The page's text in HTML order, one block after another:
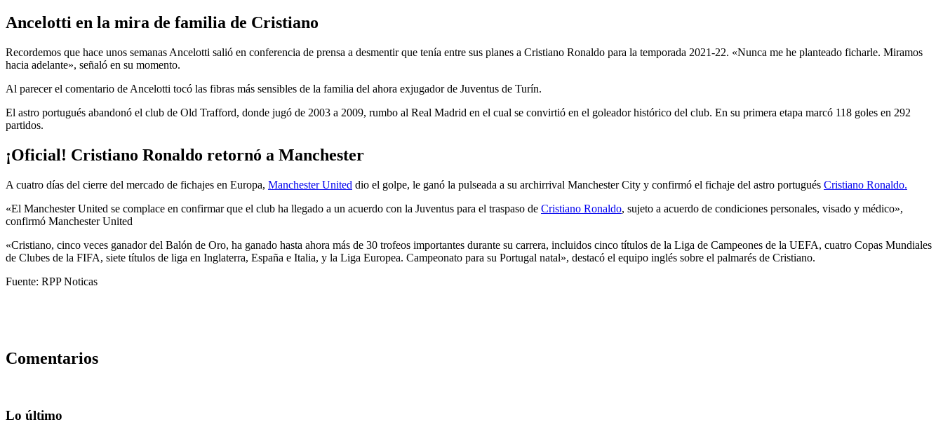
Ancelotti en la mira de familia de Cristiano
Recordemos que hace unos semanas Ancelotti salió en conferencia de prensa a desmentir que tenía entre sus planes a Cristiano Ronaldo para la temporada 2021-22. «Nunca me he planteado ficharle. Miramos
hacia adelante», señaló en su momento.
Al parecer el comentario de Ancelotti tocó las fibras más sensibles de la familia del ahora exjugador de Juventus de Turín.
El astro portugués abandonó el club de Old Trafford, donde jugó de 2003 a 2009, rumbo al Real Madrid en el cual se convirtió en el goleador histórico del club. En su primera etapa marcó 118 goles en 292
partidos.
¡Oficial! Cristiano Ronaldo retornó a Manchester
A cuatro días del cierre del mercado de fichajes en Europa, Manchester United dio el golpe, le ganó la pulseada a su archirrival Manchester City y confirmó el fichaje del astro portugués Cristiano Ronaldo.
«El Manchester United se complace en confirmar que el club ha llegado a un acuerdo con la Juventus para el traspaso de Cristiano Ronaldo, sujeto a acuerdo de condiciones personales, visado y médico»,
confirmó Manchester United
«Cristiano, cinco veces ganador del Balón de Oro, ha ganado hasta ahora más de 30 trofeos importantes durante su carrera, incluidos cinco títulos de la Liga de Campeones de la UEFA, cuatro Copas Mundiales
de Clubes de la FIFA, siete títulos de liga en Inglaterra, España e Italia, y la Liga Europea. Campeonato para su Portugal natal», destacó el equipo inglés sobre el palmarés de Cristiano.
Fuente: RPP Noticas
Comentarios
Lo último